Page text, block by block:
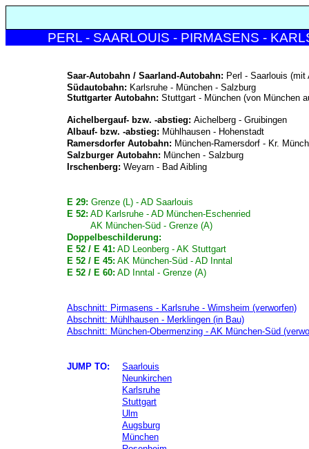
PERL - SAARLOUIS - PIRMASENS -
Saar-Autobahn / Saarland-Autobahn: Perl - Saarlouis (mit
Südautobahn: Karlsruhe - München - Salzburg
Stuttgarter Autobahn: Stuttgart - München (von München
Aichelbergauf- bzw. -abstieg: Aichelberg - Gruibingen
Albauf- bzw. -abstieg: Mühlhausen - Hohenstadt
Ramersdorfer Autobahn: München-Ramersdorf - Kr.
Salzburger Autobahn: München - Salzburg
Irschenberg: Weyarn - Bad Aibling
E 29: Grenze (L) - AD Saarlouis
E 52: AD Karlsruhe - AD München-Eschenried
AK München-Süd - Grenze (A)
Doppelbeschilderung:
E 52 / E 41: AD Leonberg - AK Stuttgart
E 52 / E 45: AK München-Süd - AD Inntal
E 52 / E 60: AD Inntal - Grenze (A)
Abschnitt: Pirmasens - Karlsruhe - Wimsheim (verworfen)
Abschnitt: Mühlhausen - Merklingen (in Bau)
Abschnitt: München-Obermenzing - AK München-Süd
JUMP TO:
Saarlouis
Neunkirchen
Karlsruhe
Stuttgart
Ulm
Augsburg
München